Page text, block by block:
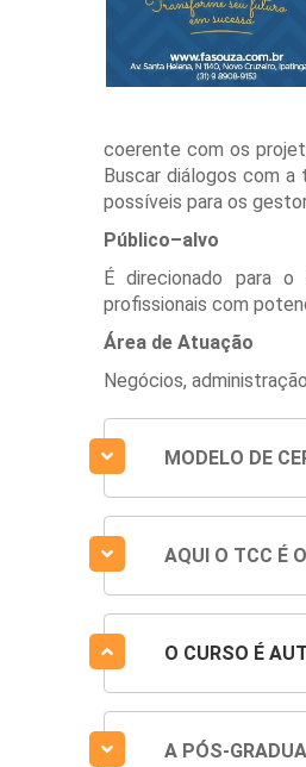
coerente com os
Buscar diálogos com a
possíveis para os
Público–alvo
É direcionado para o
profissionais com
Área de Atuação
Negócios,
MODELO DE
AQUI O TCC É
O CURSO É
A PÓS-